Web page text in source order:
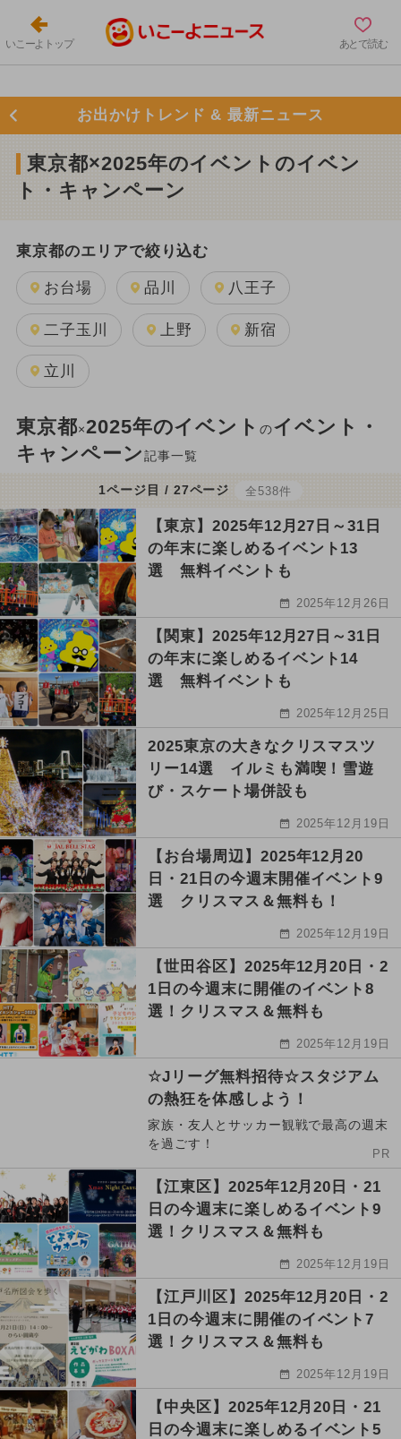
いこーよトップ あとで読む
お出かけトレンド & 最新ニュース
東京都×2025年のイベントのイベン
ト・キャンペーン
東京都のエリアで絞り込む
お台場 品川 八王子
二子玉川 上野 新宿
立川
東京都×2025年のイベントのイベント・
キャンペーン記事一覧
1ページ目 / 27ページ 全538件
【東京】2025年12月27日～31日
の年末に楽しめるイベント13
選 無料イベントも
2025年12月26日
【関東】2025年12月27日～31日
の年末に楽しめるイベント14
選 無料イベントも
2025年12月25日
2025東京の大きなクリスマスツ
リー14選 イルミも満喫！雪遊
び・スケート場併設も
2025年12月19日
【お台場周辺】2025年12月20
日・21日の今週末開催イベント9
選 クリスマス＆無料も！
2025年12月19日
【世田谷区】2025年12月20日・2
1日の今週末に開催のイベント8
選！クリスマス＆無料も
2025年12月19日
☆Jリーグ無料招待☆スタジアム
の熱狂を体感しよう！
家族・友人とサッカー観戦で最高の週末
を過ごす！
PR
【江東区】2025年12月20日・21
日の今週末に楽しめるイベント9
選！クリスマス＆無料も
2025年12月19日
【江戸川区】2025年12月20日・2
1日の今週末に開催のイベント7
選！クリスマス＆無料も
2025年12月19日
【中央区】2025年12月20日・21
日の今週末に楽しめるイベント5